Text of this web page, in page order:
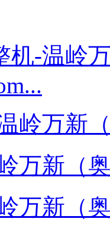
机-温岭
岭万新
万新（
万新（